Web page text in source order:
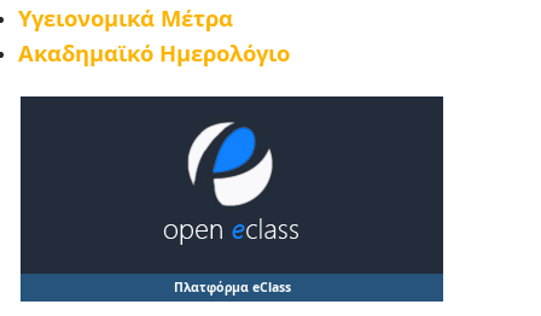
Υγειονομικά Μέτρα
Ακαδημαϊκό Ημερολόγιο
Πλατφόρμα eClass